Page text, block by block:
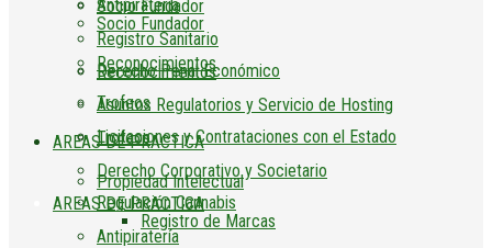
Antipiratería
Derecho Penal Económico
Licitaciones y Contrataciones con el Estado
Regulación Cannabis
Registro Sanitario
Asuntos Regulatorios y Servicio de Hosting
Derecho Corporativo y Societario
Antipiratería
Socio Fundador
Reconocimientos
Trofeos
AREAS DE PRACTICA
Socio Fundador
Reconocimientos
Trofeos
AREAS DE PRACTICA
Propiedad Intelectual
Registro de Marcas